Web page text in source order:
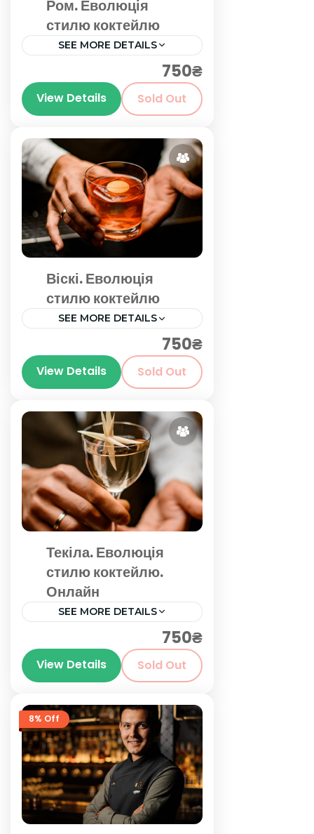
Ром. Еволюція
стилю коктейлю
SEE MORE DETAILS
750₴
View Details Sold Out
Віскі. Еволюція
стилю коктейлю
SEE MORE DETAILS
750₴
View Details Sold Out
Текіла. Еволюція
стилю коктейлю.
Онлайн
SEE MORE DETAILS
750₴
View Details Sold Out
8% Off